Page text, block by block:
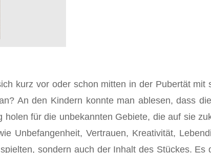
kurz vor oder schon mitten in der Pubertät
An den Kindern konnte man ablesen, dass
für die unbekannten Gebiete, die auf sie
Unbefangenheit, Vertrauen, Kreativität,
sondern auch der Inhalt des Stückes.